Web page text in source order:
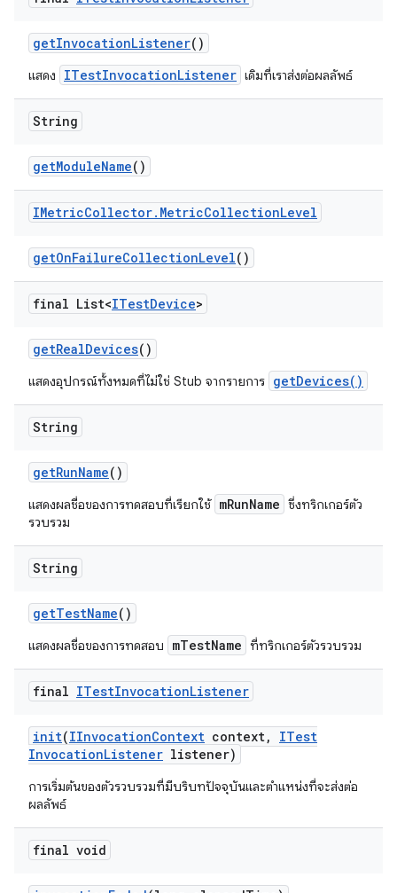
getInvocationListener()
แสดง ITestInvocationListener เดิมที่เราส่งต่อผลลัพธ์
String
getModuleName()
IMetricCollector. MetricCollectionLevel
getOnFailureCollectionLevel()
final List<ITestDevice>
getRealDevices()
แสดงอุปกรณ์ทั้งหมดที่ไม่ใช่ Stub จากรายการ getDevices()
String
getRunName()
แสดงผลชื่อของการทดสอบที่เรียกใช้ mRunName ซึ่งทริกเกอร์ตัว
รวบรวม
String
getTestName()
แสดงผลชื่อของการทดสอบ mTestName ที่ทริกเกอร์ตัวรวบรวม
final ITestInvocationListener
init(IInvocationContext context,
ITest
InvocationListener listener)
การเริ่มต้นของตัวรวบรวมที่มีบริบทปัจจุบันและตำแหน่งที่จะส่งต่อ
ผลลัพธ์
final void